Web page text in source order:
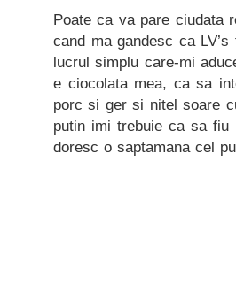
Poate ca va pare ciudata
cand ma gandesc ca
lucrul simplu care-mi
e ciocolata mea, ca sa
porc si ger si nitel soare
putin imi trebuie ca sa
doresc o saptamana cel